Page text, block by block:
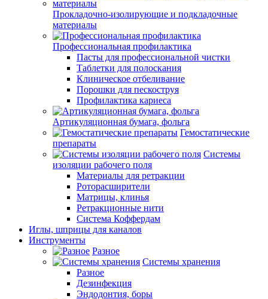
Прокладочно-изолирующие и подкладочные
материалы
Профессиональная профилактика
Пасты для профессиональной чистки
Таблетки для полоскания
Клиническое отбеливание
Порошки для пескоструя
Профилактика кариеса
Артикуляционная бумага, фольга
Гемостатические
препараты
Системы
изоляции рабочего поля
Материалы для ретракции
Роторасширители
Матрицы, клинья
Ретракционные нити
Система Коффердам
Иглы, шприцы для каналов
Инструменты
Разное
Системы хранения
Разное
Дезинфекция
Эндодонтия, боры